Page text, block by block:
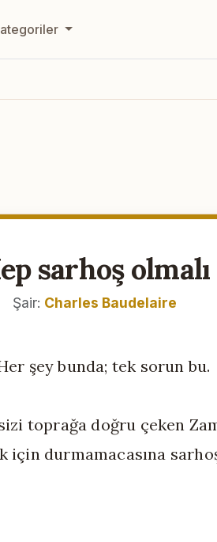
sarhoş olmalı
Şair: Charles Baudelaire
şey bunda; tek sorun bu.
sizi toprağa doğru çeken
için durmamacasına